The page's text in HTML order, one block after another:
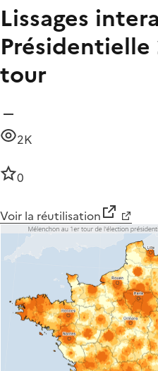
Lissages
tour
2K
0
Voir la réutilisation